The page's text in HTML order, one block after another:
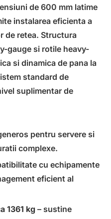
de 600 mm latime
instalarea eficienta a
de retea. Structura
gauge si rotile heavy-
si dinamica de pana la
standard de
suplimentar de
pentru servere si
complexe.
cu echipamente
eficient al
1361 kg – sustine